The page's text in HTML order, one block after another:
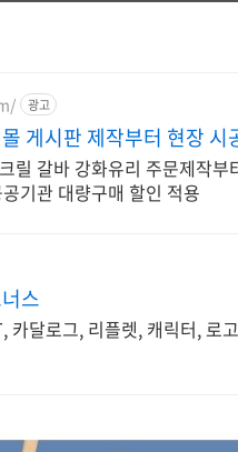
광고
게시판 제작부터 현장 시
릴 갈바 강화유리 주문제작부
기관 대량구매 할인 적용
스
카달로그, 리플렛, 캐릭터, 로